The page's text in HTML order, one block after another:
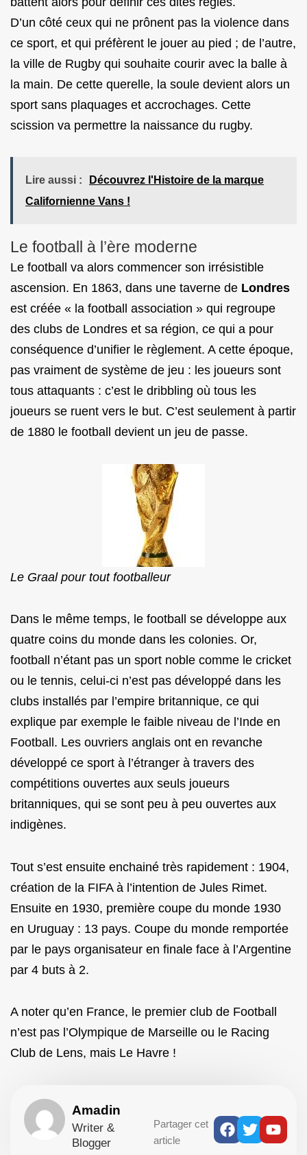
D’un côté ceux qui ne prônent pas la violence dans
ce sport, et qui préfèrent le jouer au pied ; de l’autre,
la ville de Rugby qui souhaite courir avec la balle à
la main. De cette querelle, la soule devient alors un
sport sans plaquages et accrochages. Cette
scission va permettre la naissance du rugby.
Lire aussi :
Découvrez l'Histoire de la marque
Californienne Vans !
Le football à l’ère moderne
Le football va alors commencer son irrésistible
ascension. En 1863, dans une taverne de Londres
est créée « la football association » qui regroupe
des clubs de Londres et sa région, ce qui a pour
conséquence d’unifier le règlement. A cette époque,
pas vraiment de système de jeu : les joueurs sont
tous attaquants : c’est le dribbling où tous les
joueurs se ruent vers le but. C’est seulement à partir
de 1880 le football devient un jeu de passe.
Le Graal pour tout footballeur
Dans le même temps, le football se développe aux
quatre coins du monde dans les colonies. Or,
football n’étant pas un sport noble comme le cricket
ou le tennis, celui-ci n’est pas développé dans les
clubs installés par l’empire britannique, ce qui
explique par exemple le faible niveau de l’Inde en
Football. Les ouvriers anglais ont en revanche
développé ce sport à l’étranger à travers des
compétitions ouvertes aux seuls joueurs
britanniques, qui se sont peu à peu ouvertes aux
indigènes.
Tout s’est ensuite enchainé très rapidement : 1904,
création de la FIFA à l’intention de Jules Rimet.
Ensuite en 1930, première coupe du monde 1930
en Uruguay : 13 pays. Coupe du monde remportée
par le pays organisateur en finale face à l’Argentine
par 4 buts à 2.
A noter qu’en France, le premier club de Football
n’est pas l’Olympique de Marseille ou le Racing
Club de Lens, mais Le Havre !
Amadin
Writer &
Blogger
Partager cet
article
Facebook
Twitter